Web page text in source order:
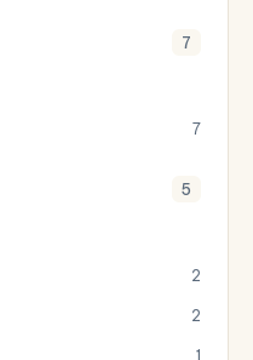
7
7
5
2
2
1